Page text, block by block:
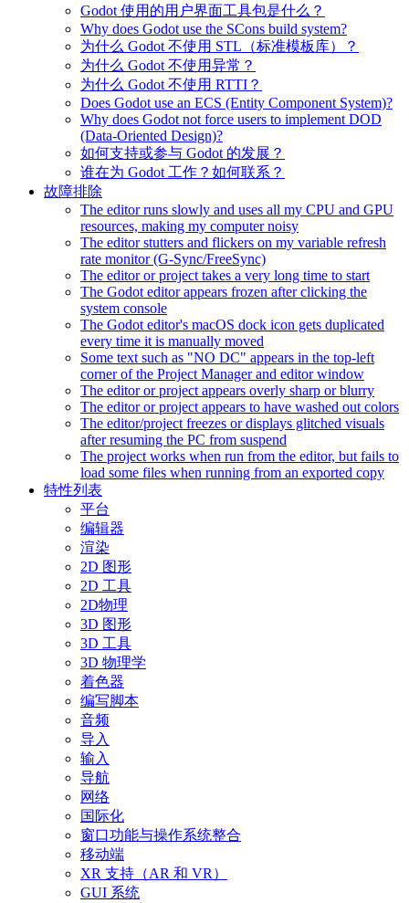
Godot 使用的用户界面工具包是什么？
Why does Godot use the SCons build system?
为什么 Godot 不使用 STL（标准模板库）？
为什么 Godot 不使用异常？
为什么 Godot 不使用 RTTI？
Does Godot use an ECS (Entity Component System)?
Why does Godot not force users to implement DOD
(Data-Oriented Design)?
如何支持或参与 Godot 的发展？
谁在为 Godot 工作？如何联系？
故障排除
The editor runs slowly and uses all my CPU and GPU
resources, making my computer noisy
The editor stutters and flickers on my variable refresh
rate monitor (G-Sync/FreeSync)
The editor or project takes a very long time to start
The Godot editor appears frozen after clicking the
system console
The Godot editor's macOS dock icon gets duplicated
every time it is manually moved
Some text such as "NO DC" appears in the top-left
corner of the Project Manager and editor window
The editor or project appears overly sharp or blurry
The editor or project appears to have washed out colors
The editor/project freezes or displays glitched visuals
after resuming the PC from suspend
The project works when run from the editor, but fails to
load some files when running from an exported copy
特性列表
平台
编辑器
渲染
2D 图形
2D 工具
2D物理
3D 图形
3D 工具
3D 物理学
着色器
编写脚本
音频
导入
输入
导航
网络
国际化
窗口功能与操作系统整合
移动端
XR 支持（AR 和 VR）
GUI 系统